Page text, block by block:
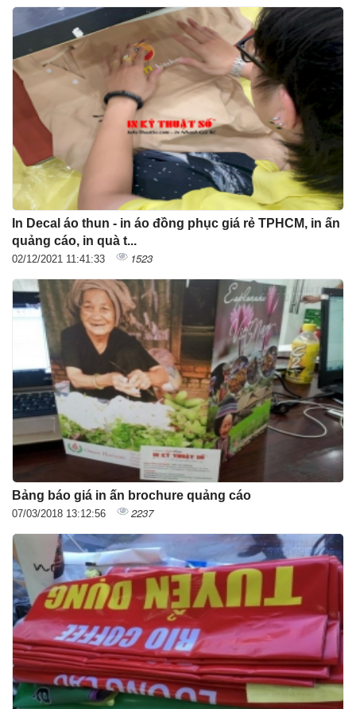
In Decal áo thun - in áo đồng phục giá rẻ TPHCM, in ấn
quảng cáo, in quà t...
02/12/2021 11:41:33 1523
Bảng báo giá in ấn brochure quảng cáo
07/03/2018 13:12:56 2237